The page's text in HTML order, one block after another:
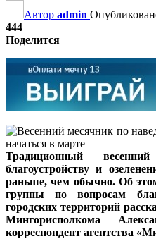
Автор admin
444
Поделится
Традиционный
благоустройству и
раньше, чем обычно. Об
группы по вопросам
городских территорий
Мингорисполкома
корреспондент агентства